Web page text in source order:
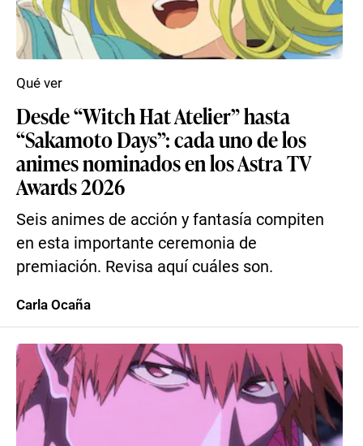
Desde “Witch Hat Atelier” hasta
“Sakamoto Days”: cada uno de los
animes nominados en los Astra TV
Awards 2026
Seis animes de acción y fantasía compiten
en esta importante ceremonia de
premiación. Revisa aquí cuáles son.
Qué ver
Carla Ocaña